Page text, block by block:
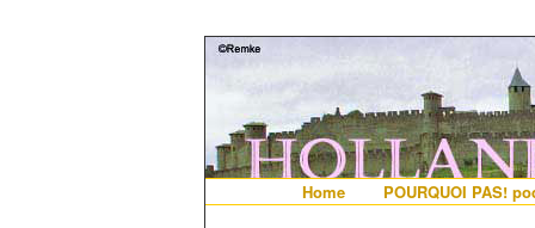
Hollandais
De gezelligste website voor
Spring naar de primaire
Spring naar de secundaire
Home POURQUOI PAS!